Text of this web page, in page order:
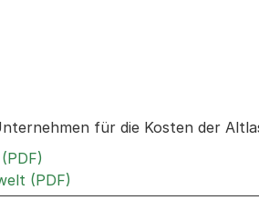
Sitzungen zum Geschäft
für die Kosten der
(PDF)